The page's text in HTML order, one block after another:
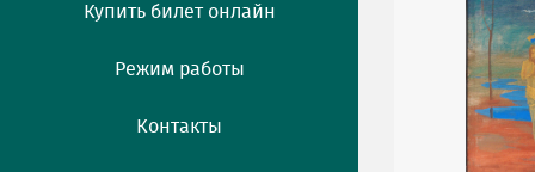
Купить билет онлайн
Режим работы
Контакты